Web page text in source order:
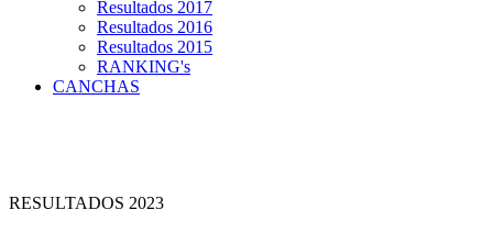
Resultados 2017
Resultados 2016
Resultados 2015
RANKING's
CANCHAS
RESULTADOS 2023